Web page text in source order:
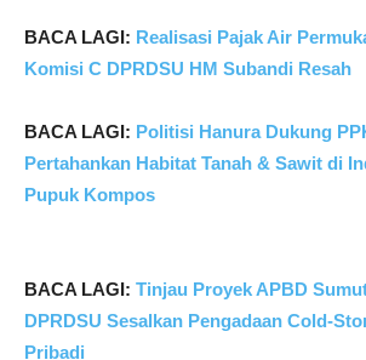
BACA LAGI: Realisasi Pajak Air
Komisi C DPRDSU HM Subandi Resah
BACA LAGI: Politisi Hanura Dukung
Pertahankan Habitat Tanah & Sawit di
Pupuk Kompos
BACA LAGI: Tinjau Proyek APBD
DPRDSU Sesalkan Pengadaan Cold-
Pribadi